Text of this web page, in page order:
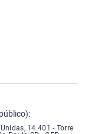
das Nações Unidas,
14.401 - Torre